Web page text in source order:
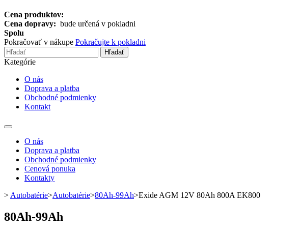
Cena produktov:
Cena dopravy: bude určená v pokladni
Spolu
Pokračovať v nákupe Pokračujte k pokladni
Hľadať
Kategórie
O nás
Doprava a platba
Obchodné podmienky
Kontakt
Toggle
navigationO nás
Doprava a platba
Obchodné podmienky
Cenová ponuka
Kontakty
> Autobatérie>Autobatérie>80Ah-99Ah>Exide AGM 12V 80Ah 800A EK800
80Ah-99Ah